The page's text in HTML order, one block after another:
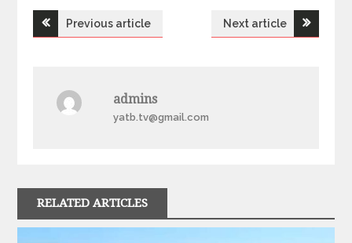
Н
г
а
Previous article Next article
admins
yatb.tv@gmail.com
RELATED ARTICLES